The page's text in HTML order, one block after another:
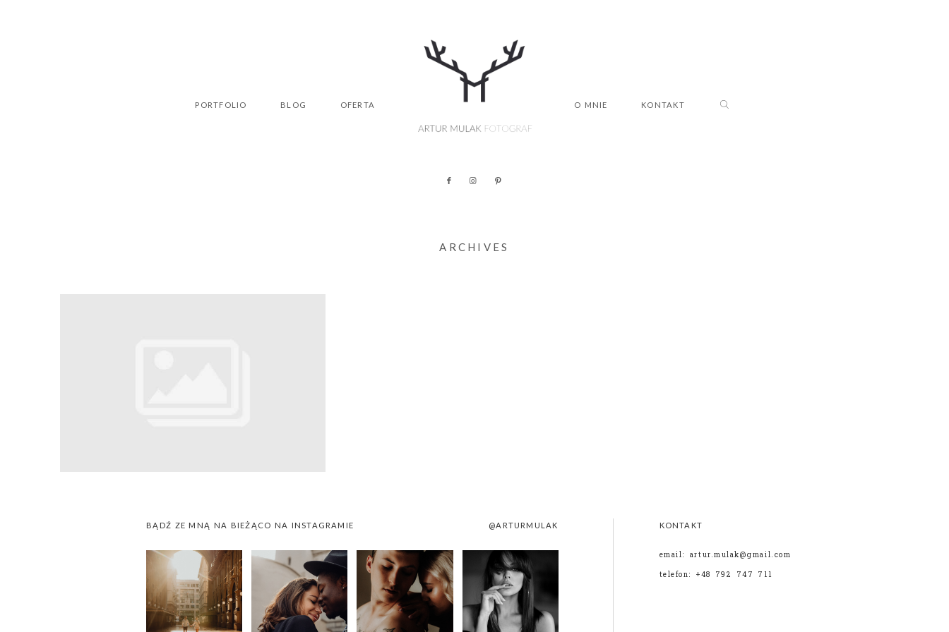
PORTFOLIO BLOG OFERTA O MNIE KONTAKT
ARCHIVES
BĄDŹ ZE MNĄ NA BIEŻĄCO NA INSTAGRAMIE @ARTURMULAK KONTAKT
email: artur.mulak@gmail.com
telefon: +48 792 747 711